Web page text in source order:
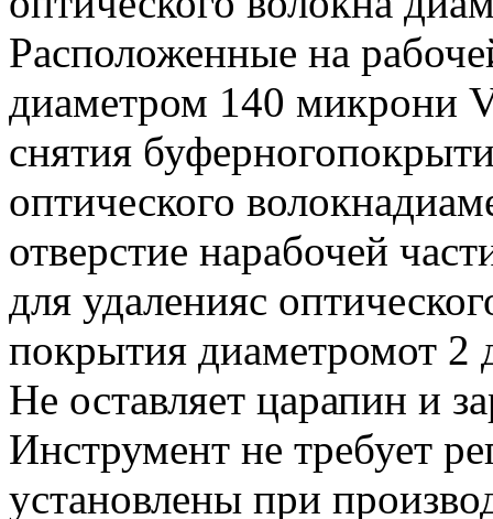
Расположенные на
диаметром 140 микрони
снятия
оптического
отверстие нарабочей
для удаленияс
покрытия диаметромот 2
Не оставляет царапин и
Инструмент не требует
установлены при